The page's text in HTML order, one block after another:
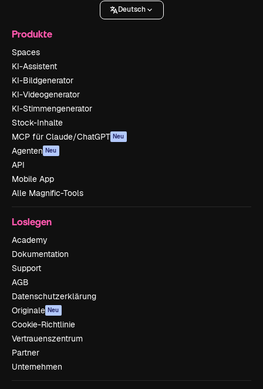
Deutsch
Produkte
Spaces
KI-Assistent
KI-Bildgenerator
KI-Videogenerator
KI-Stimmengenerator
Stock-Inhalte
MCP für Claude/ChatGPT Neu
Agenten Neu
API
Mobile App
Alle Magnific-Tools
Loslegen
Academy
Dokumentation
Support
AGB
Datenschutzerklärung
Originale Neu
Cookie-Richtlinie
Vertrauenszentrum
Partner
Unternehmen